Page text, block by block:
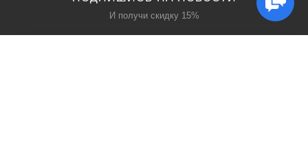
И получи скидку 15%